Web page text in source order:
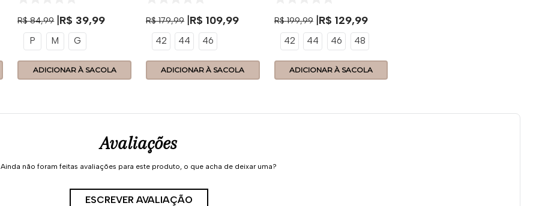
R$ 84,99 R$ 39,99
P M G
ADICIONAR À SACOLA
R$ 179,99 R$ 109,99
42 44 46
ADICIONAR À SACOLA
R$ 199,99 R$ 129,99
42 44 46 48
ADICIONAR À SACOLA
Avaliações
Ainda não foram feitas avaliações para este produto, o que acha de deixar uma?
ESCREVER AVALIAÇÃO